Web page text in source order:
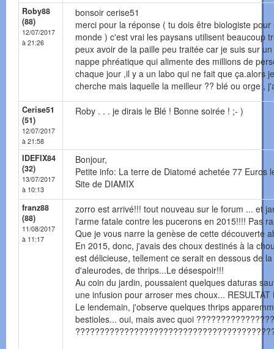
Roby88
(88)
12/07/2017
à 21:26
bonsoir cerise51
merci pour la réponse ( tu dois être biologiste
monde ) c'est vrai les paysans utilisent beaucoup
peux avoir de la paille peu traitée car je suis sur
nappe phréatique qui alimente des millions de
chaque jour ,il y a un labo qui ne fait que ça.alors
cherche mais laquelle la meilleur ?? blé ou orge ,
Cerise51
(51)
12/07/2017
à 21:58
Roby . . . je dirais le Blé ! Bonne soirée ! ;- )
IDEFIX84
(32)
13/07/2017
à 10:13
Bonjour,
Petite info: La terre de Diatomé achetée 77 Euros
Site de DIAMIX
franz88
(88)
11/08/2017
à 11:17
zorro est arrivé!!! tout nouveau sur le forum ... et
l'arme fatale contre les pucerons en 2015!!!! Pas
Que je vous narre la genèse de cette découverte
En 2015, donc, j'avais des choux destinés à la
est délicieuse, tellement ce serait en dessous de
d'aleurodes, de thrips...Le désespoir!!!
Au coin du jardin, poussaient quelques daturas
une infusion pour arroser mes choux... RESULTAT
Le lendemain, j'observe quelques thrips
bestioles... oui, mais avec quoi